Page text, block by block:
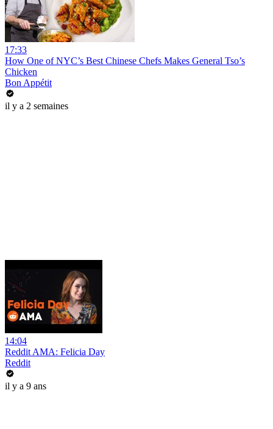
17:33
How One of NYC’s Best Chinese Chefs Makes General Tso’s
Chicken
Bon Appétit
il y a 2 semaines
14:04
Reddit AMA: Felicia Day
Reddit
il y a 9 ans